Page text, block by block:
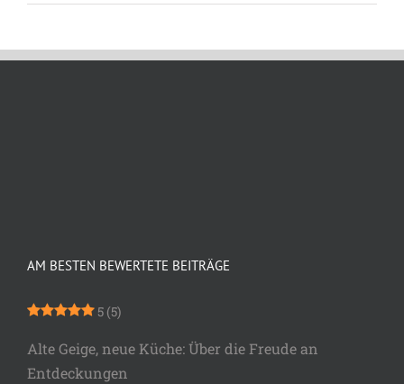
AM BESTEN BEWERTETE BEITRÄGE
5 (5)
Alte Geige, neue Küche: Über die Freude an
Entdeckungen